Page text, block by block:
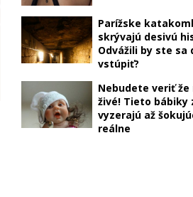
Parížske
skrývajú desivú
Odvážili by ste sa
vstúpiť?
Nebudete veriť že
živé! Tieto bábiky
vyzerajú až
reálne